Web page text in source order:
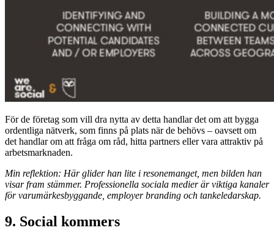
För de företag som vill dra nytta av detta handlar det om att bygga
ordentliga nätverk, som finns på plats när de behövs – oavsett om
det handlar om att fråga om råd, hitta partners eller vara attraktiv på
arbetsmarknaden.
Min reflektion: Här glider han lite i resonemanget, men bilden han
visar fram stämmer. Professionella sociala medier är viktiga kanaler
för varumärkesbyggande, employer branding och tankeledarskap.
9. Social kommers